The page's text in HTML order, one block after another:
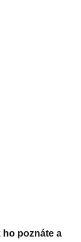
ho poznáte a